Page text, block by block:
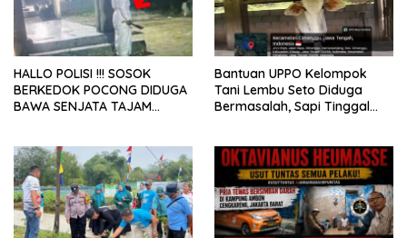
HALLO POLISI !!! SOSOK
BERKEDOK POCONG DIDUGA
BAWA SENJATA TAJAM
LEBONG
Bantuan UPPO Kelompok
Tani Lembu Seto Diduga
Bermasalah, Sapi Tinggal